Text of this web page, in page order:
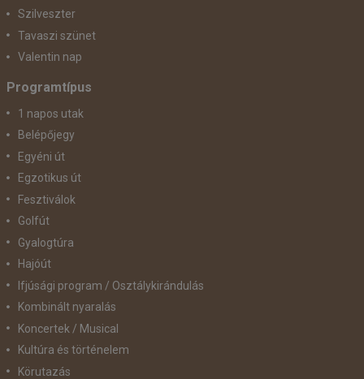
Szilveszter
Tavaszi szünet
Valentin nap
Programtípus
1 napos utak
Belépőjegy
Egyéni út
Egzotikus út
Fesztiválok
Golfút
Gyalogtúra
Hajóút
Ifjúsági program / Osztálykirándulás
Kombinált nyaralás
Koncertek / Musical
Kultúra és történelem
Körutazás